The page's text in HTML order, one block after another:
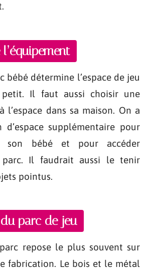
bébé détermine l’espace de jeu
Il faut aussi choisir une
l’espace dans sa maison. On a
d’espace supplémentaire pour
son bébé et pour accéder
Il faudrait aussi le tenir
pointus.
parc de jeu
repose le plus souvent sur
fabrication. Le bois et le métal